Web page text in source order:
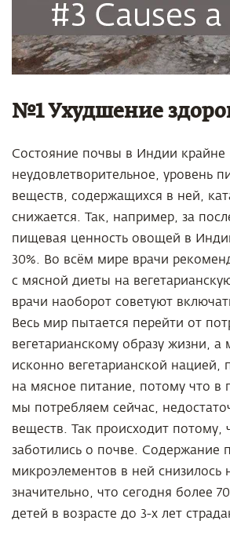
№1 Ухудшение
Состояние почвы в Индии крайне
неудовлетворительное, уровень
веществ, содержащихся в ней,
снижается. Так, например, за
пищевая ценность овощей в
30%. Во всём мире врачи
с мясной диеты на
врачи наоборот советуют
Весь мир пытается перейти от
вегетарианскому образу жизни, а
исконно вегетарианской нацией,
на мясное питание, потому что в
мы потребляем сейчас,
веществ. Так происходит потому,
заботились о почве. Содержание
микроэлементов в ней снизилось
значительно, что сегодня более
детей в возрасте до 3-х лет